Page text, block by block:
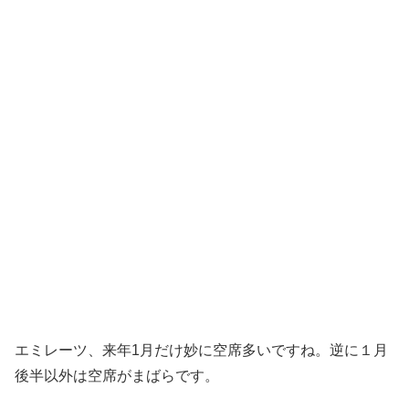
エミレーツ、来年1月だけ妙に空席多いですね。逆に１月
後半以外は空席がまばらです。